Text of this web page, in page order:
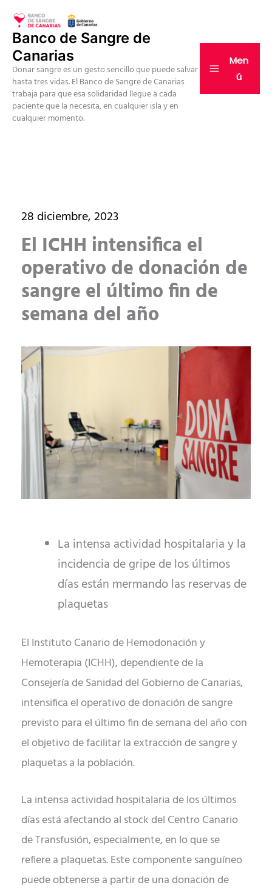
contenido
Banco de Sangre de
Canarias
Donar sangre es un gesto sencillo que puede salvar
hasta tres vidas. El Banco de Sangre de Canarias
trabaja para que esa solidaridad llegue a cada
paciente que la necesita, en cualquier isla y en
cualquier momento.
Men
ú
28 diciembre, 2023
El ICHH intensifica el
operativo de donación de
sangre el último fin de
semana del año
La intensa actividad hospitalaria y la
incidencia de gripe de los últimos
días están mermando las reservas de
plaquetas
El Instituto Canario de Hemodonación y
Hemoterapia (ICHH), dependiente de la
Consejería de Sanidad del Gobierno de Canarias,
intensifica el operativo de donación de sangre
previsto para el último fin de semana del año con
el objetivo de facilitar la extracción de sangre y
plaquetas a la población.
La intensa actividad hospitalaria de los últimos
días está afectando al stock del Centro Canario
de Transfusión, especialmente, en lo que se
refiere a plaquetas. Este componente sanguíneo
puede obtenerse a partir de una donación de